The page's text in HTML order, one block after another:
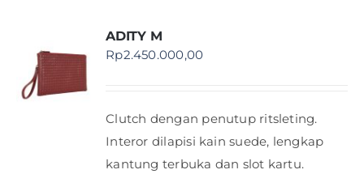
ADITY M
Rp2.450.000,00
Clutch dengan penutup ritsleting.
Interor dilapisi kain suede, lengkap
kantung terbuka dan slot kartu.